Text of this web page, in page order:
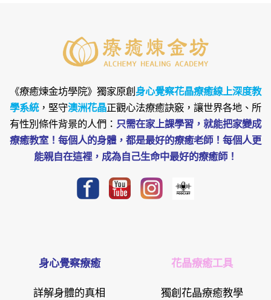
《療癒煉金坊學院》 獨家原創身心覺察花晶療癒線上深度教
學系統，堅守澳洲花晶正觀心法療癒訣竅，讓世界各地、所
有性別條件背景的人們： 只需在家上課學習，就能把家變成
療癒教室！每個人的身體，都是最好的療癒老師！每個人更
能親自在這裡，成為自己生命中最好的療癒師！
身心覺察療癒
詳解身體的真相
花晶療癒工具
獨創花晶療癒教學